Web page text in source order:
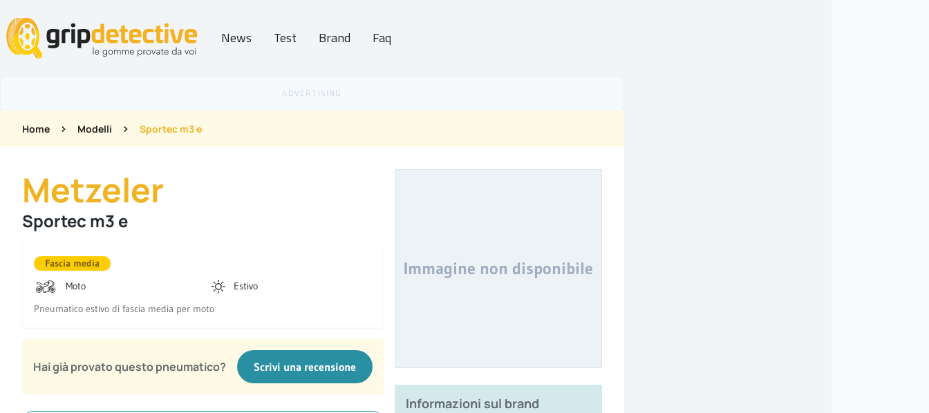
GripDetective News Test Brand Faq
Home Modelli Sportec m3 e
Metzeler
Sportec m3 e
Fascia media
Moto
Estivo
Pneumatico estivo di fascia media per moto
Hai già provato questo pneumatico? Scrivi una recensione
Immagine non disponibile
Informazioni sul brand